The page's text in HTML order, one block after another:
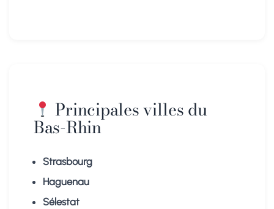
Principales villes du
Bas-Rhin
Strasbourg
Haguenau
Sélestat